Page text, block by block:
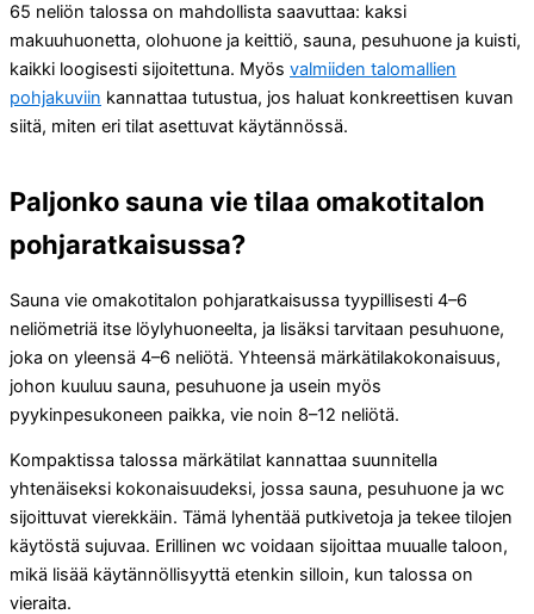
65 neliön talossa on mahdollista saavuttaa: kaksi
makuuhuonetta, olohuone ja keittiö, sauna, pesuhuone ja kuisti,
kaikki loogisesti sijoitettuna. Myös valmiiden talomallien
pohjakuviin kannattaa tutustua, jos haluat konkreettisen kuvan
siitä, miten eri tilat asettuvat käytännössä.
Paljonko sauna vie tilaa omakotitalon
pohjaratkaisussa?
Sauna vie omakotitalon pohjaratkaisussa tyypillisesti 4–6
neliömetriä itse löylyhuoneelta, ja lisäksi tarvitaan pesuhuone,
joka on yleensä 4–6 neliötä. Yhteensä märkätilakokonaisuus,
johon kuuluu sauna, pesuhuone ja usein myös
pyykinpesukoneen paikka, vie noin 8–12 neliötä.
Kompaktissa talossa märkätilat kannattaa suunnitella
yhtenäiseksi kokonaisuudeksi, jossa sauna, pesuhuone ja wc
sijoittuvat vierekkäin. Tämä lyhentää putkivetoja ja tekee tilojen
käytöstä sujuvaa. Erillinen wc voidaan sijoittaa muualle taloon,
mikä lisää käytännöllisyyttä etenkin silloin, kun talossa on
vieraita.